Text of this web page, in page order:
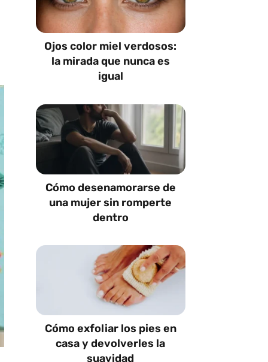
Ojos color miel verdosos:
la mirada que nunca es
igual
Cómo desenamorarse de
una mujer sin romperte
dentro
Cómo exfoliar los pies en
casa y devolverles la
suavidad